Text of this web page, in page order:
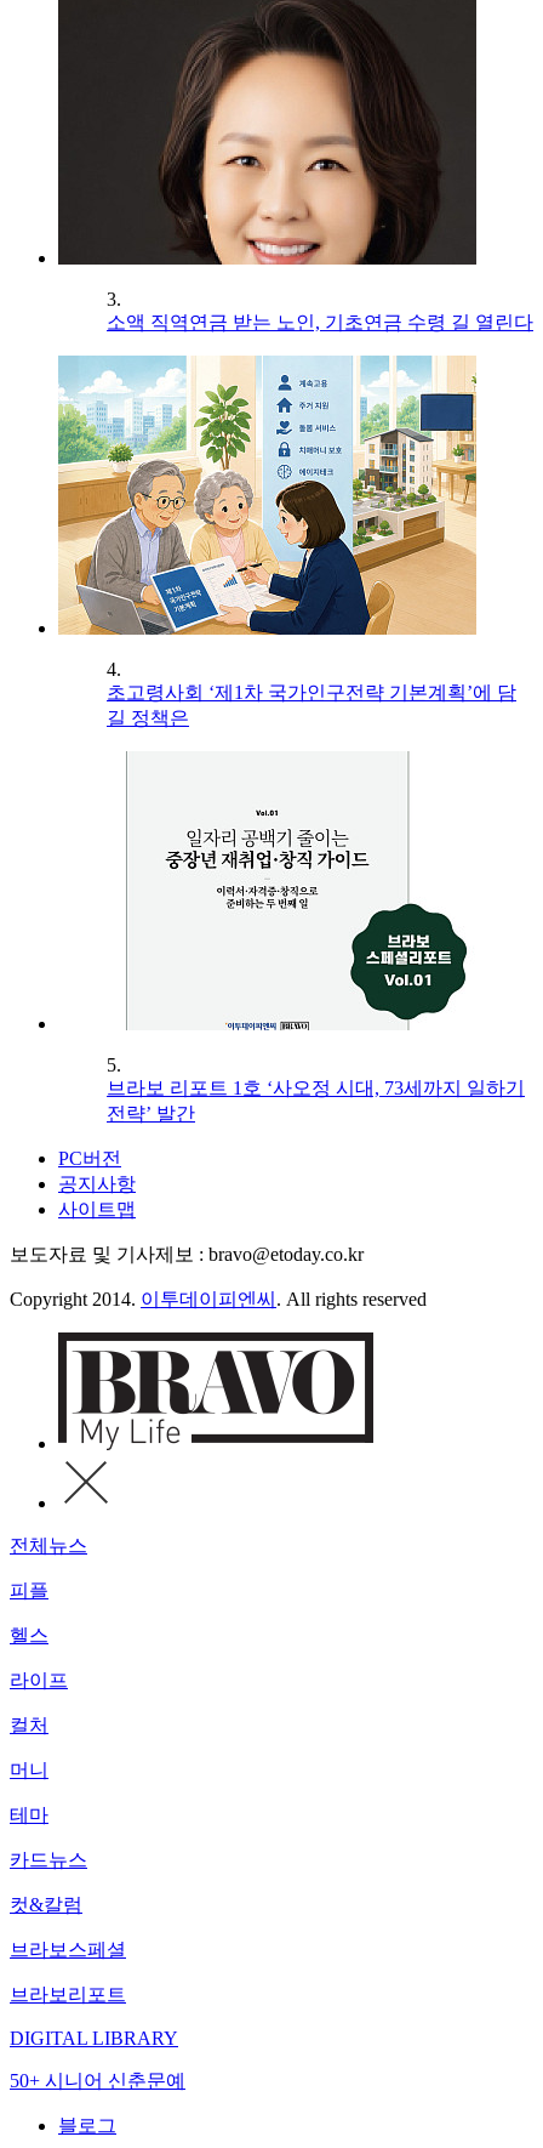
3.
소액 직역연금 받는 노인, 기초연금 수령 길 열린다
4.
초고령사회 ‘제1차 국가인구전략 기본계획’에 담
길 정책은
5.
브라보 리포트 1호 ‘사오정 시대, 73세까지 일하기
전략’ 발간
PC버전
공지사항
사이트맵
보도자료 및 기사제보 : bravo@etoday.co.kr
Copyright 2014. 이투데이피엔씨 . All rights reserved
전체뉴스
피플
헬스
라이프
컬처
머니
테마
카드뉴스
컷&칼럼
브라보스페셜
브라보리포트
DIGITAL LIBRARY
50+ 시니어 신춘문예
블로그